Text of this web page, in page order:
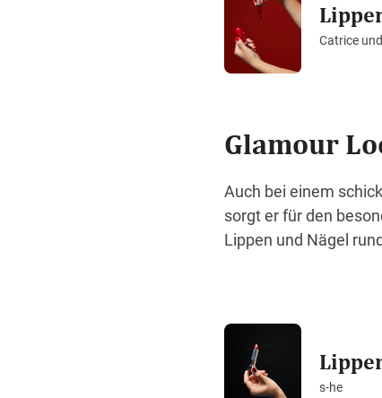
Catrice
Glamour
Auch bei einem
sorgt er für den
Lippen und Nägel
s-he